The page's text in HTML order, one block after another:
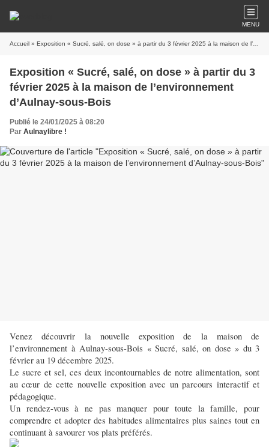
MENU
Accueil » Exposition « Sucré, salé, on dose » à partir du 3 février 2025 à la maison de l’environnement d’Aulnay-sous-Bois
Exposition « Sucré, salé, on dose » à partir du 3
février 2025 à la maison de l’environnement
d’Aulnay-sous-Bois
Publié le 24/01/2025 à 08:20
Par Aulnaylibre !
Venez découvrir la nouvelle exposition de la maison de
l’environnement à Aulnay-sous-Bois « Sucré, salé, on dose » du 3
février au 19 décembre 2025.
Le sucre et sel, ces deux incontournables de notre alimentation, sont
au cœur de cette nouvelle exposition avec un parcours interactif et
pédagogique.
Un rendez-vous à ne pas manquer pour toute la famille, pour
comprendre et adopter des habitudes alimentaires plus saines tout en
continuant à savourer vos plats préférés.